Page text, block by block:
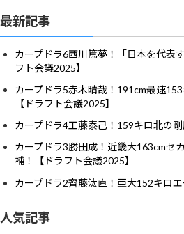
最新記事
カープドラ6西川篤夢！「日本を代表
フト会議2025】
カープドラ5赤木晴哉！191cm最速
【ドラフト会議2025】
カープドラ4工藤泰己！159キロ北の
カープドラ3勝田成！近畿大163cmセ
補！【ドラフト会議2025】
カープドラ2齊藤汰直！亜大152キロ
人気記事